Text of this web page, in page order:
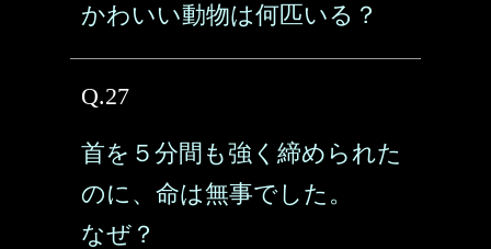
かわいい動物は何匹いる？
Q.27
首を５分間も強く締められた
のに、命は無事でした。
なぜ？